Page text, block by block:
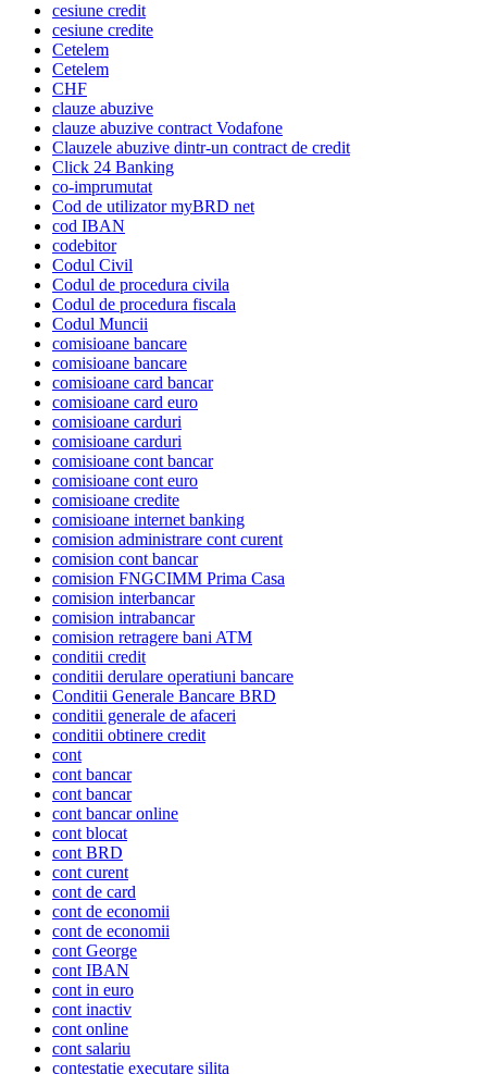
cesiune credit
cesiune credite
Cetelem
Cetelem
CHF
clauze abuzive
clauze abuzive contract Vodafone
Clauzele abuzive dintr-un contract de credit
Click 24 Banking
co-imprumutat
Cod de utilizator myBRD net
cod IBAN
codebitor
Codul Civil
Codul de procedura civila
Codul de procedura fiscala
Codul Muncii
comisioane bancare
comisioane bancare
comisioane card bancar
comisioane card euro
comisioane carduri
comisioane carduri
comisioane cont bancar
comisioane cont euro
comisioane credite
comisioane internet banking
comision administrare cont curent
comision cont bancar
comision FNGCIMM Prima Casa
comision interbancar
comision intrabancar
comision retragere bani ATM
conditii credit
conditii derulare operatiuni bancare
Conditii Generale Bancare BRD
conditii generale de afaceri
conditii obtinere credit
cont
cont bancar
cont bancar
cont bancar online
cont blocat
cont BRD
cont curent
cont de card
cont de economii
cont de economii
cont George
cont IBAN
cont in euro
cont inactiv
cont online
cont salariu
contestatie executare silita